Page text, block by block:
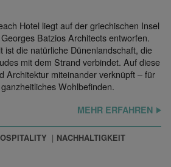
Hotel liegt auf der griechischen Insel
Batzios Architects entworfen.
ist die natürliche Dünenlandschaft, die
mit dem Strand verbindet. Auf diese
Architektur miteinander verknüpft – für
Wohlbefinden.
MEHR ERFAHREN
NACHHALTIGKEIT